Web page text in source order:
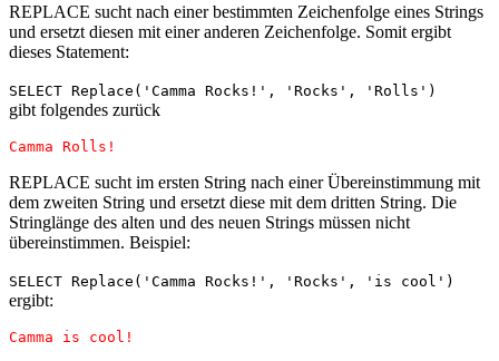
REPLACE sucht nach einer bestimmten Zeichenfolge eines Strings
und ersetzt diesen mit einer anderen Zeichenfolge. Somit ergibt
dieses Statement:
SELECT Replace('Camma Rocks!', 'Rocks', 'Rolls')
gibt folgendes zurück
Camma Rolls!
REPLACE sucht im ersten String nach einer Übereinstimmung mit
dem zweiten String und ersetzt diese mit dem dritten String. Die
Stringlänge des alten und des neuen Strings müssen nicht
übereinstimmen. Beispiel:
SELECT Replace('Camma Rocks!', 'Rocks', 'is cool')
ergibt:
Camma is cool!